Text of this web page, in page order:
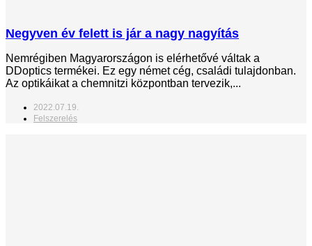
Negyven év felett is jár a nagy nagyítás
Nemrégiben Magyarországon is elérhetővé váltak a
DDoptics termékei. Ez egy német cég, családi tulajdonban.
Az optikáikat a chemnitzi központban tervezik,...
2022.07.19.
Felszerelés